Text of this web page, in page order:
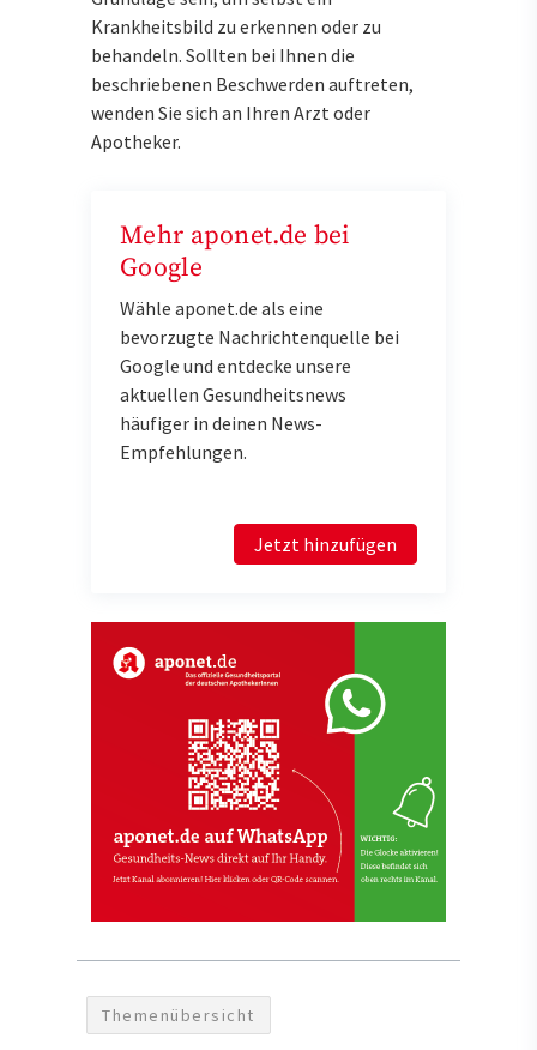
Krankheitsbild zu erkennen oder zu
behandeln. Sollten bei Ihnen die
beschriebenen Beschwerden auftreten,
wenden Sie sich an Ihren Arzt oder
Apotheker.
Mehr aponet.de bei
Google
Wähle aponet.de als eine
bevorzugte Nachrichtenquelle bei
Google und entdecke unsere
aktuellen Gesundheitsnews
häufiger in deinen News-
Empfehlungen.
Jetzt hinzufügen
Themenübersicht